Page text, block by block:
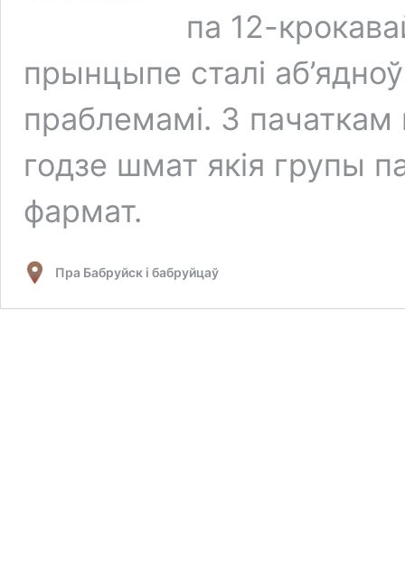
па 12-
прынцыпе сталі
праблемамі. З пачаткам
годзе шмат якія групы
фармат.
Пра Бабруйск і бабруйцаў